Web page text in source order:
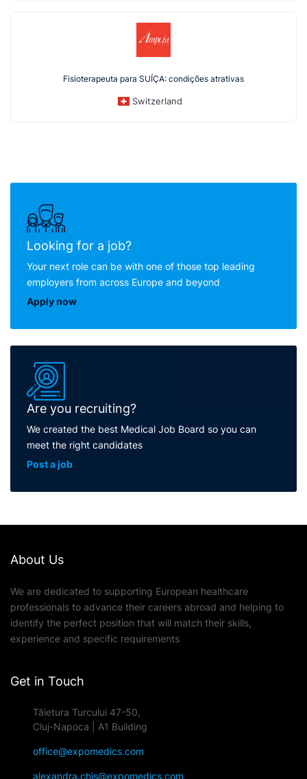
Fisioterapeuta para SUÍÇA: condições atrativas
Switzerland
Looking for a job?
Your next role can be with one of those top leading
employers from across Europe and beyond
Apply now
Are you recruiting?
We created the best Medical Job Board so you can
meet the right candidates
Post a job
About Us
We are dedicated to supporting European healthcare
professionals to advance their careers abroad and helping to
identify the perfect position that will match their skills,
experience and specific requirements
Get in Touch
Tăietura Turcului 47-50,
Cluj-Napoca | A1 Building
office@expomedics.com
alexandra.chis@expomedics.com